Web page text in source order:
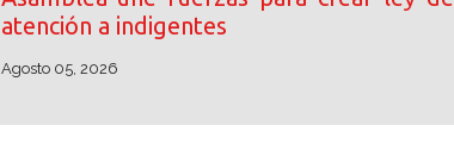
atención a indigentes
Agosto 05, 2026